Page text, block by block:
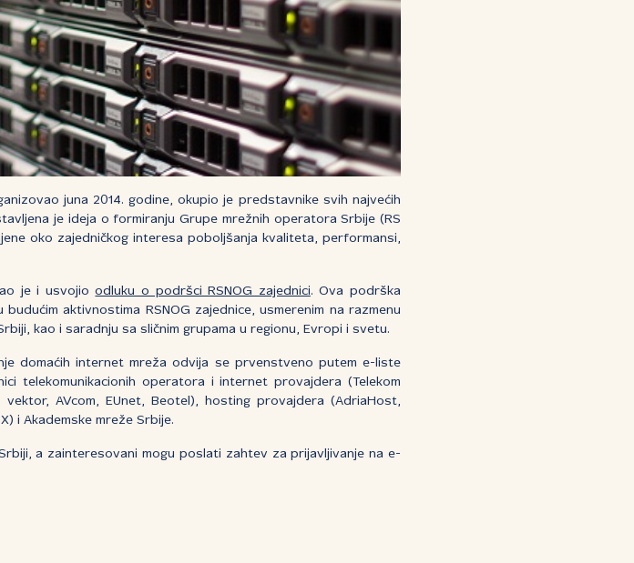
juna 2014. godine, okupio je predstavnike svih najvećih
je ideja o formiranju Grupe mrežnih operatora Srbije (RS
oko zajedničkog interesa poboljšanja kvaliteta, performansi,
je i usvojioodluku o podršci RSNOG zajednici. Ova podrška
aktivnostima RSNOG zajednice, usmerenim na razmenu
kao i saradnju sa sličnim grupama u regionu, Evropi i svetu.
domaćih internet mreža odvija se prvenstveno putem e-liste
telekomunikacionih operatora i internet provajdera (Telekom
AVcom, EUnet, Beotel), hosting provajdera (AdriaHost,
i Akademske mreže Srbije.
a zainteresovani mogu poslati zahtev za prijavljivanje na e-